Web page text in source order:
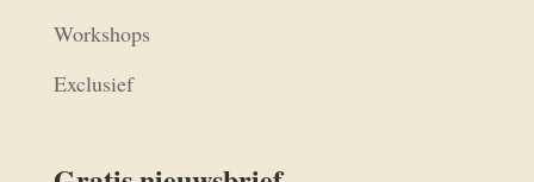
Workshops
Exclusief